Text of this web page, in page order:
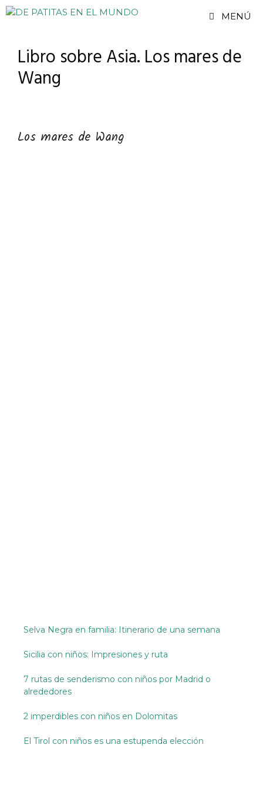
Saltar
MENÚ
Libro sobre Asia. Los mares de
Wang
Los mares de Wang
Selva Negra en familia: Itinerario de una semana
Sicilia con niños: Impresiones y ruta
7 rutas de senderismo con niños por Madrid o
alrededores
2 imperdibles con niños en Dolomitas
El Tirol con niños es una estupenda elección